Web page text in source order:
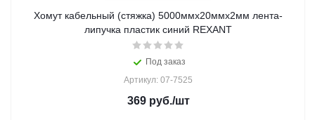
Хомут кабельный (стяжка) 5000ммx20ммx2мм лента-
липучка пластик синий REXANT
Под заказ
Артикул: 07-7525
369руб./шт